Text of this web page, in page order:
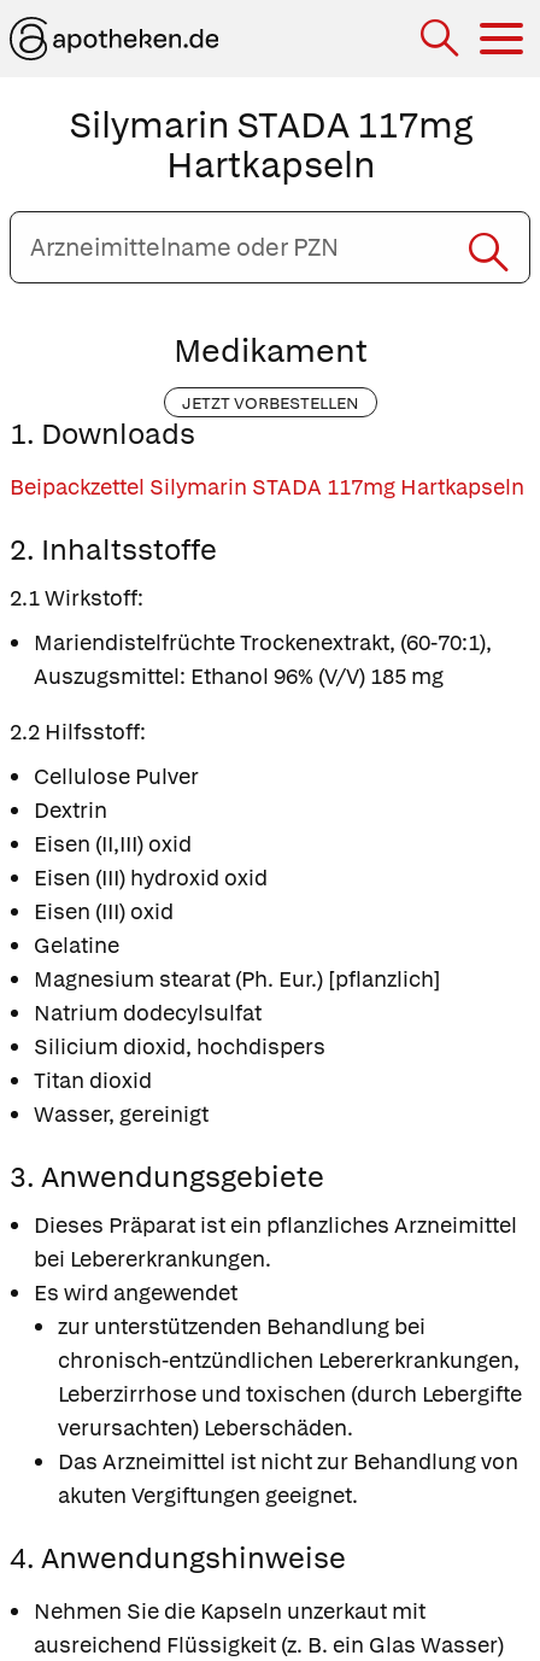
Silymarin STADA 117mg
Hartkapseln
Arzneimittelname
oder
PZN
Medikament
JETZT VORBESTELLEN
1. Downloads
Beipackzettel Silymarin STADA 117mg Hartkapseln
2. Inhaltsstoffe
2.1 Wirkstoff:
Mariendistelfrüchte Trockenextrakt, (60-70:1),
Auszugsmittel: Ethanol 96% (V/V) 185 mg
2.2 Hilfsstoff:
Cellulose Pulver
Dextrin
Eisen (II,III) oxid
Eisen (III) hydroxid oxid
Eisen (III) oxid
Gelatine
Magnesium stearat (Ph. Eur.) [pflanzlich]
Natrium dodecylsulfat
Silicium dioxid, hochdispers
Titan dioxid
Wasser, gereinigt
3. Anwendungsgebiete
Dieses Präparat ist ein pflanzliches Arzneimittel
bei Lebererkrankungen.
Es wird angewendet
zur unterstützenden Behandlung bei
chronisch-entzündlichen Lebererkrankungen,
Leberzirrhose und toxischen (durch Lebergifte
verursachten) Leberschäden.
Das Arzneimittel ist nicht zur Behandlung von
akuten Vergiftungen geeignet.
4. Anwendungshinweise
Nehmen Sie die Kapseln unzerkaut mit
ausreichend Flüssigkeit (z. B. ein Glas Wasser)